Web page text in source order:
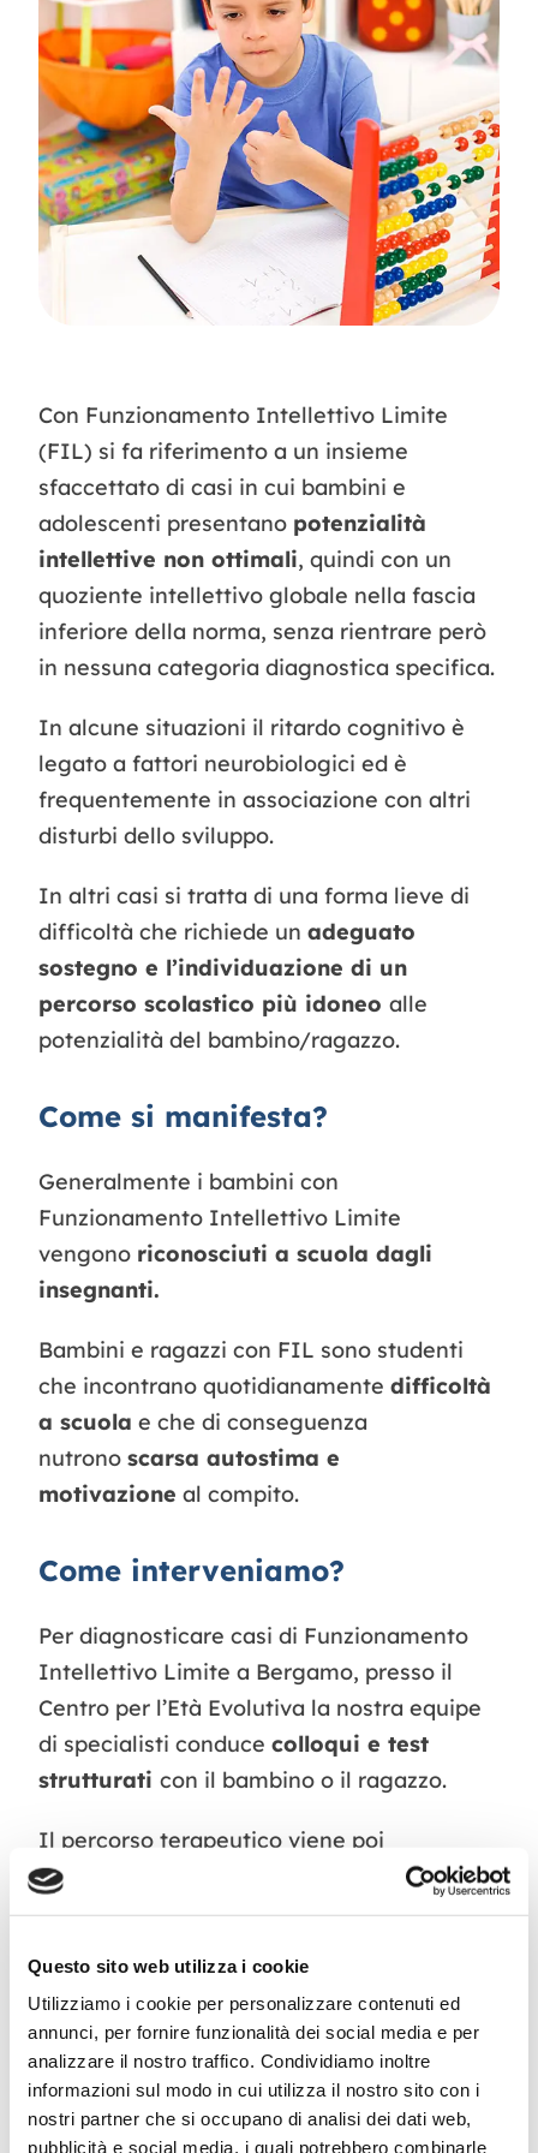
Questo sito web utilizza i cookie
Utilizziamo i cookie per personalizzare contenuti ed
annunci, per fornire funzionalità dei social media e per
analizzare il nostro traffico. Condividiamo inoltre
informazioni sul modo in cui utilizza il nostro sito con i
nostri partner che si occupano di analisi dei dati web,
pubblicità e social media, i quali potrebbero combinarle
Contatti
Con Funzionamento Intellettivo Limite
(FIL) si fa riferimento a un insieme
sfaccettato di casi in cui bambini e
adolescenti presentano potenzialità
intellettive non ottimali, quindi con un
quoziente intellettivo globale nella fascia
inferiore della norma, senza rientrare però
in nessuna categoria diagnostica specifica.
In alcune situazioni il ritardo cognitivo è
legato a fattori neurobiologici ed è
frequentemente in associazione con altri
disturbi dello sviluppo.
In altri casi si tratta di una forma lieve di
difficoltà che richiede un adeguato
sostegno e l’individuazione di un
percorso scolastico più idoneo alle
potenzialità del bambino/ragazzo.
Come si manifesta?
Generalmente i bambini con
Funzionamento Intellettivo Limite
vengono riconosciuti a scuola dagli
insegnanti.
Bambini e ragazzi con FIL sono studenti
che incontrano quotidianamente difficoltà
a scuola e che di conseguenza
nutrono scarsa autostima e
motivazione al compito.
Come interveniamo?
Per diagnosticare casi di Funzionamento
Intellettivo Limite a Bergamo, presso il
Centro per l’Età Evolutiva la nostra equipe
di specialisti conduce colloqui e test
strutturati con il bambino o il ragazzo.
Il percorso terapeutico viene poi
predisposto in modo personalizzato per
intervenire principalmente su due aspetti:
forza
nel processo di acquisizione di
consapevolezza e autostima; la
delineazione distrategie e strumenti per
compensare le difficoltàriscontrate.